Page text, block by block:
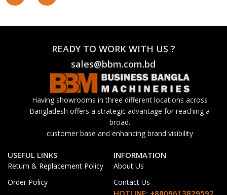
READY TO WORK WITH US ?
sales@bbm.com.bd
Having showrooms in three different locations across
Bangladesh offers a strategic advantage for reaching a
broad.
customer base and enhancing brand visibility
USEFUL LINKS
Return & Replacement Policy
Order Policy
INFORMATION
About Us
Contact Us
HOTLINE: +8809613829592